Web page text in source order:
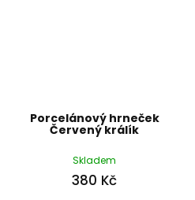
Porcelánový hrneček
Červený králík
Skladem
380 Kč